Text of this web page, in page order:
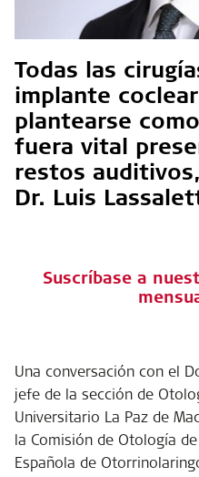
Todas las
implante
plantearse
fuera vital
restos
Dr. Luis
Suscríbase a
Una conversación con el
jefe de la sección de
Universitario La Paz de
la Comisión de Otología
Española de